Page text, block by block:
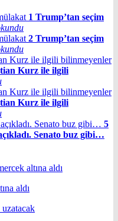
1 Trump’tan seçim
2 Trump’tan seçim
Kurz ile ilgili
Kurz ile ilgili
5
Senato buz gibi…
aldı